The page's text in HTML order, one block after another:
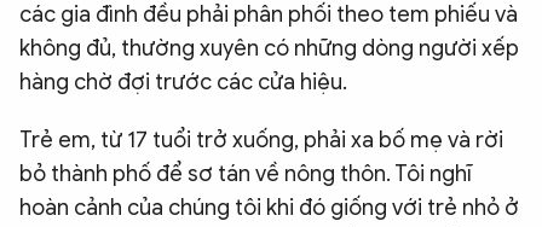
các gia đình đều phải phân phối theo tem phiếu và
không đủ, thường xuyên có những dòng người xếp
hàng chờ đợi trước các cửa hiệu.
Trẻ em, từ 17 tuổi trở xuống, phải xa bố mẹ và rời
bỏ thành phố để sơ tán về nông thôn. Tôi nghĩ
hoàn cảnh của chúng tôi khi đó giống với trẻ nhỏ ở